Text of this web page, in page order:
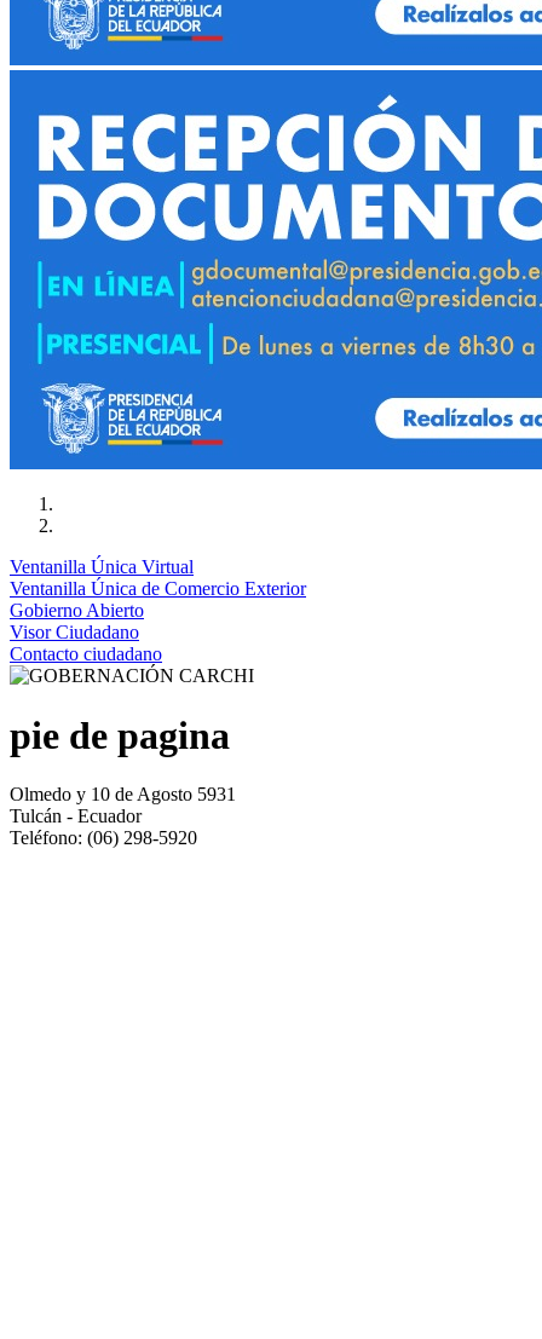
Ventanilla Única Virtual
Ventanilla Única de Comercio Exterior
Gobierno Abierto
Visor Ciudadano
Contacto ciudadano
pie de pagina
Olmedo y 10 de Agosto 5931
Tulcán - Ecuador
Teléfono: (06) 298-5920